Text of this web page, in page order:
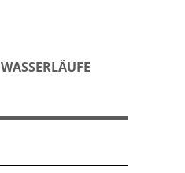
WASSERLÄUFE